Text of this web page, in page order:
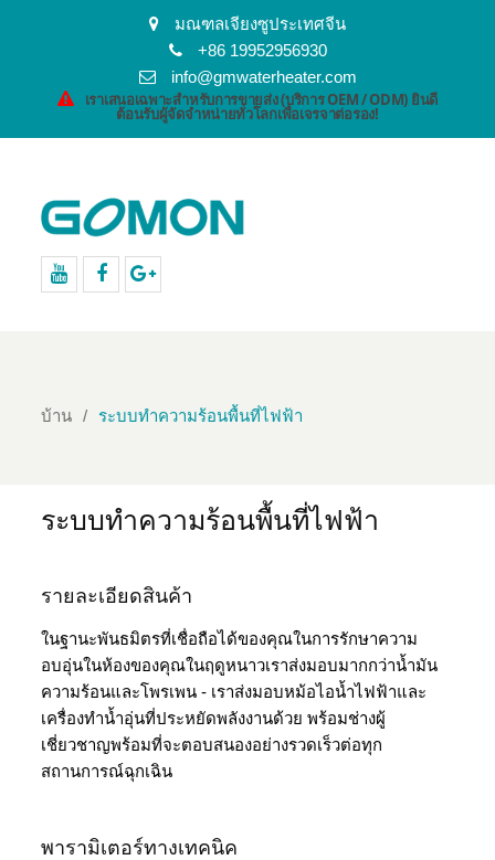
มณฑลเจียงซูประเทศจีน
+86 19952956930
info@gmwaterheater.com
เราเสนอเฉพาะสำหรับการขายส่ง (บริการ OEM / ODM) ยินดี
ต้อนรับผู้จัดจำหน่ายทั่วโลกเพื่อเจรจาต่อรอง!
บ้าน ระบบทำความร้อนพื้นที่ไฟฟ้า
ระบบทำความร้อนพื้นที่ไฟฟ้า
รายละเอียดสินค้า
ในฐานะพันธมิตรที่เชื่อถือได้ของคุณในการรักษาความ
อบอุ่นในห้องของคุณในฤดูหนาวเราส่งมอบมากกว่าน้ำมัน
ความร้อนและโพรเพน - เราส่งมอบหม้อไอน้ำไฟฟ้าและ
เครื่องทำน้ำอุ่นที่ประหยัดพลังงานด้วย พร้อมช่างผู้
เชี่ยวชาญพร้อมที่จะตอบสนองอย่างรวดเร็วต่อทุก
สถานการณ์ฉุกเฉิน
พารามิเตอร์ทางเทคนิค